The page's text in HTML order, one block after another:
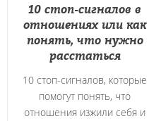
10 стоп-сигналов в
отношениях или как
понять, что нужно
расстаться
10 стоп-сигналов, которые
помогут понять, что
отношения изжили себя и